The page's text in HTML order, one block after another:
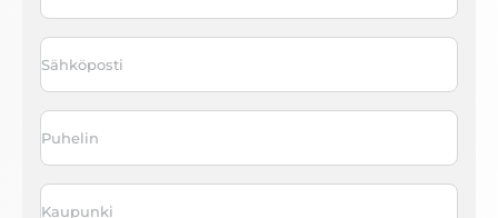
Sähköposti
Puhelin
Kaupunki